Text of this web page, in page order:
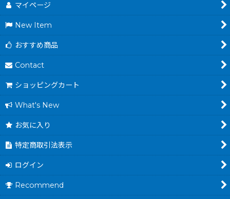
マイページ
New Item
おすすめ商品
Contact
ショッピングカート
What's New
お気に入り
特定商取引法表示
ログイン
Recommend